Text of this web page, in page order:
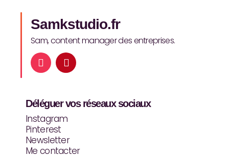
Samkstudio.fr
Sam, content manager des entreprises.
I
n
s
a
g
r
a
m
P
i
n
e
r
e
t
Déléguer vos réseaux sociaux
Instagram
Pinterest
Newsletter
Me contacter